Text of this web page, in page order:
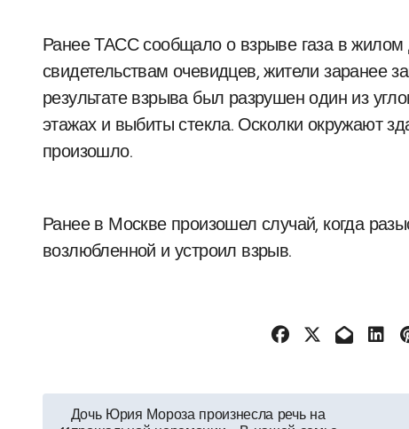
Ранее ТАСС сообщало о взрыве газа в жилом
свидетельствам очевидцев, жители заранее
результате взрыва был разрушен один из
этажах и выбиты стекла. Осколки окружают
произошло.
Ранее в Москве произошел случай, когда
возлюбленной и устроил взрыв.
Навигация
Дочь Юрия Мороза произнесла речь на